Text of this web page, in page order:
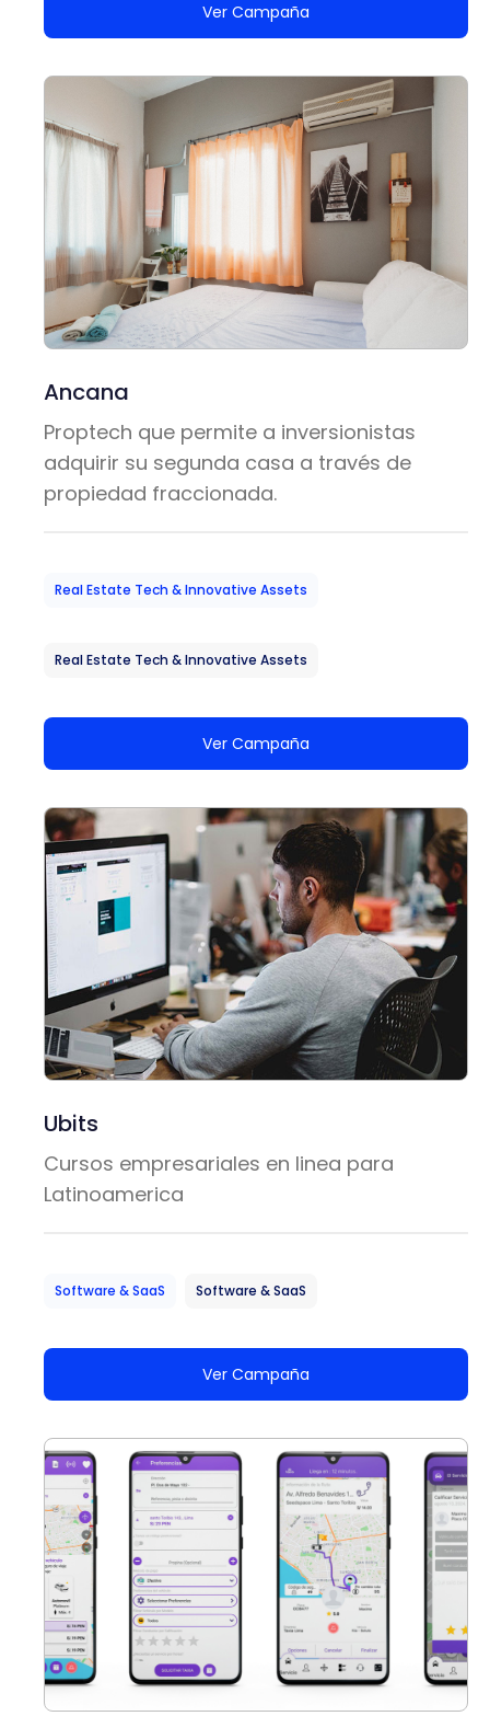
Ver Campaña
Ancana
Proptech que permite a inversionistas
adquirir su segunda casa a través de
propiedad fraccionada.
Real Estate Tech & Innovative Assets
Real Estate Tech & Innovative Assets
Ver Campaña
Ubits
Cursos empresariales en linea para
Latinoamerica
Software & SaaS Software & SaaS
Ver Campaña